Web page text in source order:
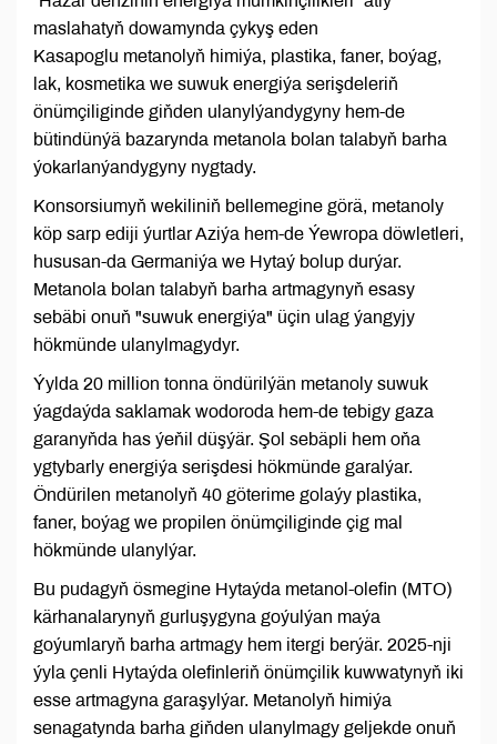
maslahatyň dowamynda çykyş eden
Kasapoglu metanolyň himiýa, plastika, faner, boýag,
lak, kosmetika we suwuk energiýa serişdeleriň
önümçiliginde giňden ulanylýandygyny hem-de
bütindünýä bazarynda metanola bolan talabyň barha
ýokarlanýandygyny nygtady.
Konsorsiumyň wekiliniň bellemegine görä, metanoly
köp sarp ediji ýurtlar Aziýa hem-de Ýewropa döwletleri,
hususan-da Germaniýa we Hytaý bolup durýar.
Metanola bolan talabyň barha artmagynyň esasy
sebäbi onuň "suwuk energiýa" üçin ulag ýangyjy
hökmünde ulanylmagydyr.
Ýylda 20 million tonna öndürilýän metanoly suwuk
ýagdaýda saklamak wodoroda hem-de tebigy gaza
garanyňda has ýeňil düşýär. Şol sebäpli hem oňa
ygtybarly energiýa serişdesi hökmünde garalýar.
Öndürilen metanolyň 40 göterime golaýy plastika,
faner, boýag we propilen önümçiliginde çig mal
hökmünde ulanylýar.
Bu pudagyň ösmegine Hytaýda metanol-olefin (MTO)
kärhanalarynyň gurluşygyna goýulýan maýa
goýumlaryň barha artmagy hem itergi berýär. 2025-nji
ýyla çenli Hytaýda olefinleriň önümçilik kuwwatynyň iki
esse artmagyna garaşylýar. Metanolyň himiýa
senagatynda barha giňden ulanylmagy geljekde onuň